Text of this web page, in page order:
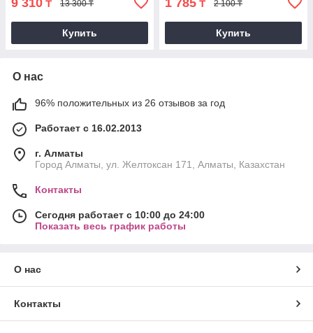
9 310 ₸ 13 300 ₸
Купить
1 785 ₸ 2 100 ₸
Купить
О нас
96% положительных из 26 отзывов за год
Работает с 16.02.2013
г. Алматы
Город Алматы, ул. Желтоксан 171, Алматы, Казахстан
Контакты
Сегодня работает с 10:00 до 24:00
Показать весь график работы
О нас
Контакты